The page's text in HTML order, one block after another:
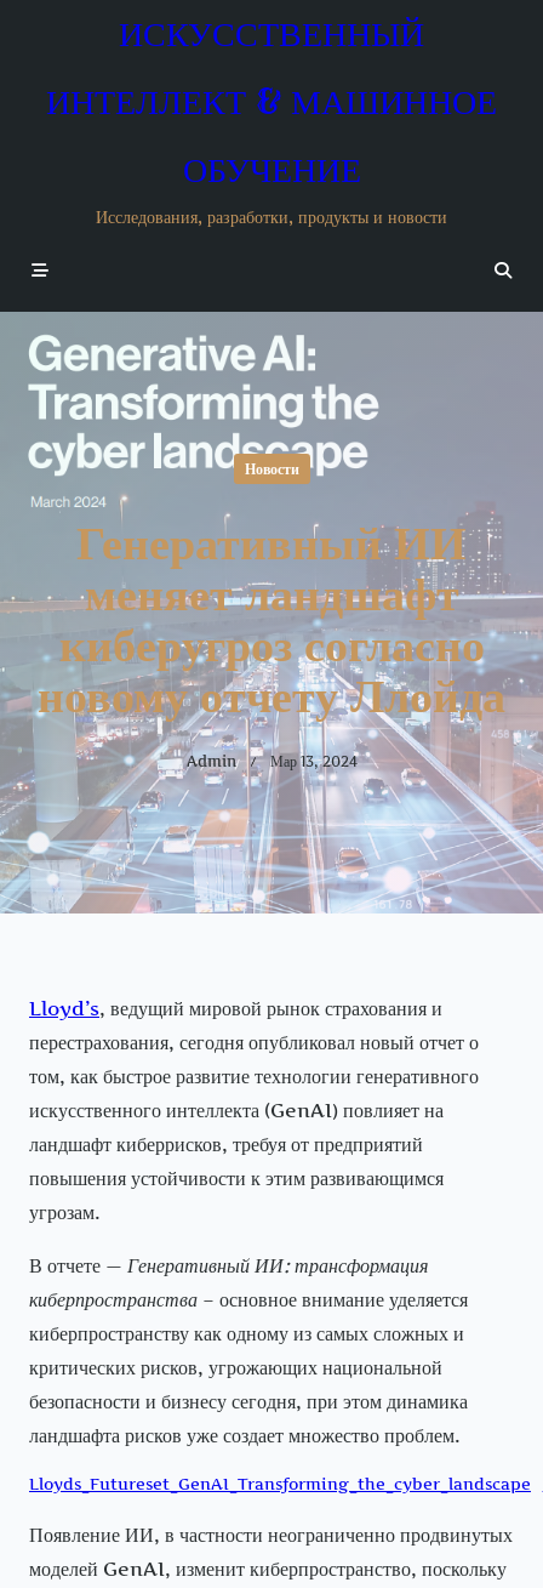
ИСКУССТВЕННЫЙ
ИНТЕЛЛЕКТ & МАШИННОЕ
ОБУЧЕНИЕ
Исследования, разработки, продукты и новости
Новости
Генеративный ИИ
меняет ландшафт
киберугроз согласно
новому отчету Ллойда
Admin Мар 13, 2024
Lloyd’s, ведущий мировой рынок страхования и
перестрахования, сегодня опубликовал новый отчет о
том, как быстрое развитие технологии генеративного
искусственного интеллекта (GenAI) повлияет на
ландшафт киберрисков, требуя от предприятий
повышения устойчивости к этим развивающимся
угрозам.
В отчете — Генеративный ИИ: трансформация
киберпространства – основное внимание уделяется
киберпространству как одному из самых сложных и
критических рисков, угрожающих национальной
безопасности и бизнесу сегодня, при этом динамика
ландшафта рисков уже создает множество проблем.
Lloyds_Futureset_GenAI_Transforming_the_cyber_landscape
Появление ИИ, в частности неограниченно продвинутых
моделей GenAI, изменит киберпространство, поскольку